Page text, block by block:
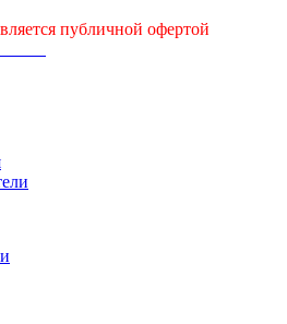
публичной офертой